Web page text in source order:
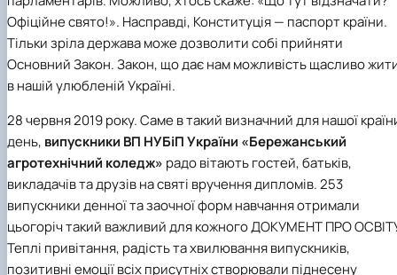
Іноземні мови
Працевлаштування
Їдальні та буфети
Студентські квитки
Центр вивчення мов
Психологічна підтримка
Інклюзивне середовище
Рада молодих вчених
Наукові школи
Стартап школа НУБіП України
Методичні рекомендації, пам'ятки
Форми документів
Патентно-ліцензійна діяльність
ЦКНО «Агропромисловий комплекс, лісове і
садово-паркове господарство, ветеринарна
медицина»
Обладнання НУБіП України
Біоетична комісія
Наукові видання
Досліднику та автору
Звіт про проведення НТЗ
Наукові журнали НУБіП України
Пам'ятка про проведення науково-
заходів
Порядок планування та організації
проведення НТЗ
Результати науково-технічних заходів
Наука для бізнесу
Каталог наукових послуг
«SEB-2024»
Рада роботодавців
Благодійний фонд «Голосіївська ініціатива
2020»
Видатні випускники та працівники
Звіт ректора
Пам'яті захисників України
Почесні доктори і професори НУБіП України
Університетський кур'єр
Вибори ректора
Програма розвитку університету
ініціатива – 2025»
Державні закупівлі
Офіційна символіка
Антикорупційні заходи
Уповноважена особа з питань запобігання
Положення про антикорупційного
уповноваженого НУБіП України
Національні нормативно-правові акти
Нормативно-правові акти НУБіП України
Інформаційні ресурси НАЗК
Методичні роз’яснення НАЗК
Антикорупційні заходи
Гендерна радниця
Офіційне свято!». Насправді, Конституція — паспорт країни.
Тільки зріла держава може дозволити собі прийняти
Основний Закон. Закон, що дає нам можливість щасливо
в нашій улюбленій Україні.
28 червня 2019 року. Саме в такий визначний для нашої
день, випускники ВП НУБіП України «Бережанський
агротехнічний коледж» радо вітають гостей, батьків,
викладачів та друзів на святі вручення дипломів. 253
випускники денної та заочної форм навчання отримали
цьогоріч такий важливий для кожного ДОКУМЕНТ ПРО
Теплі привітання, радість та хвилювання випускників,
позитивні емоції всіх присутніх створювали піднесену